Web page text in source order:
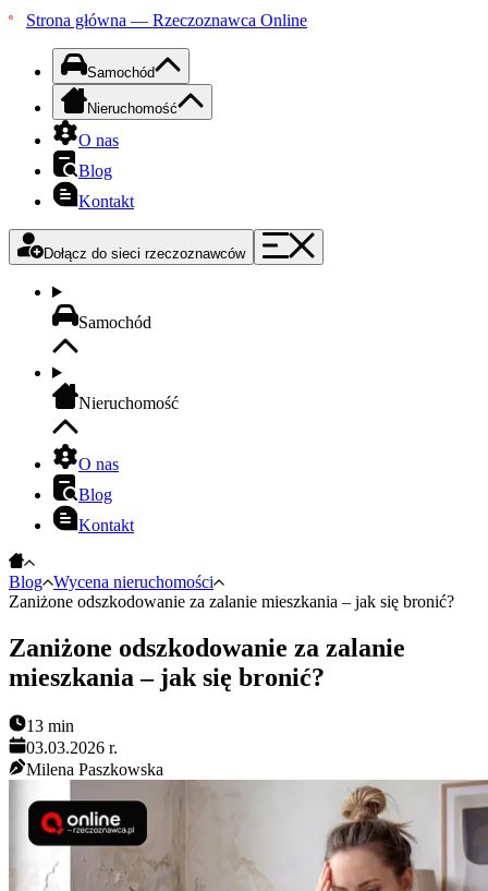
Strona główna — Rzeczoznawca Online
Samochód
Nieruchomość
O nas
Blog
Kontakt
Dołącz do sieci rzeczoznawców
Samochód
Nieruchomość
O nas
Blog
Kontakt
Blog Wycena nieruchomości
Zaniżone odszkodowanie za zalanie mieszkania – jak się bronić?
Zaniżone odszkodowanie za zalanie
mieszkania – jak się bronić?
13 min
03.03.2026 r.
Milena Paszkowska